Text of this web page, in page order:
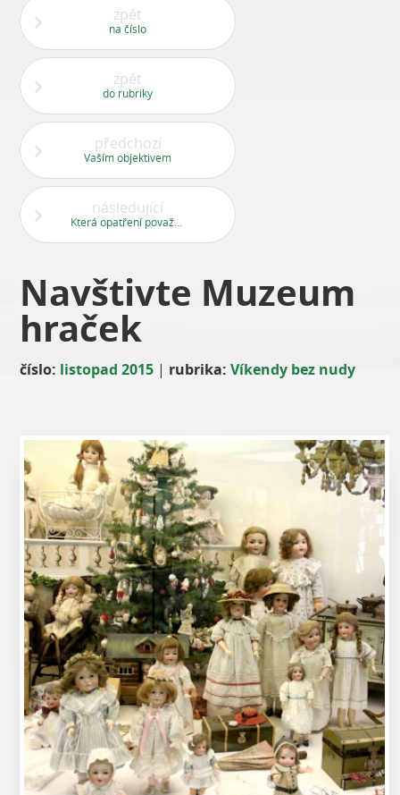
zpět
na číslo
zpět
do rubriky
předchozí
Vaším objektivem
následující
Navštivte Muzeum
hraček
číslo: listopad 2015 | rubrika: Víkendy bez nudy